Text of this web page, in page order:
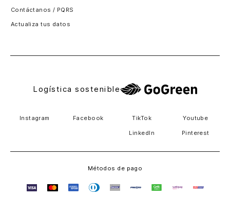
Contáctanos / PQRS
Actualiza tus datos
Logística sostenible
Instagram Facebook TikTok Youtube
LinkedIn Pinterest
Métodos de pago